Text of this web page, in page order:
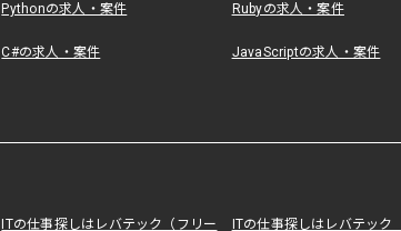
Pythonの求人・案件 Rubyの求人・案件
C#の求人・案件 JavaScriptの求人・案件
ITの仕事探しはレバテック（フリー ITの仕事探しはレバテック